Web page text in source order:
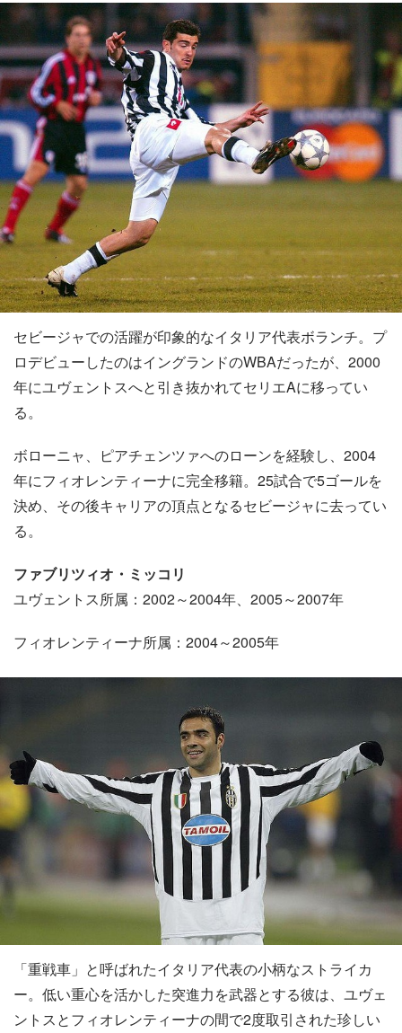
セビージャでの活躍が印象的なイタリア代表ボランチ。プ
ロデビューしたのはイングランドのWBAだったが、2000
年にユヴェントスへと引き抜かれてセリエAに移ってい
る。
ボローニャ、ピアチェンツァへのローンを経験し、2004
年にフィオレンティーナに完全移籍。25試合で5ゴールを
決め、その後キャリアの頂点となるセビージャに去ってい
る。
ファブリツィオ・ミッコリ
ユヴェントス所属：2002～2004年、2005～2007年
フィオレンティーナ所属：2004～2005年
「重戦車」と呼ばれたイタリア代表の小柄なストライカ
ー。低い重心を活かした突進力を武器とする彼は、ユヴェ
ントスとフィオレンティーナの間で2度取引された珍しい